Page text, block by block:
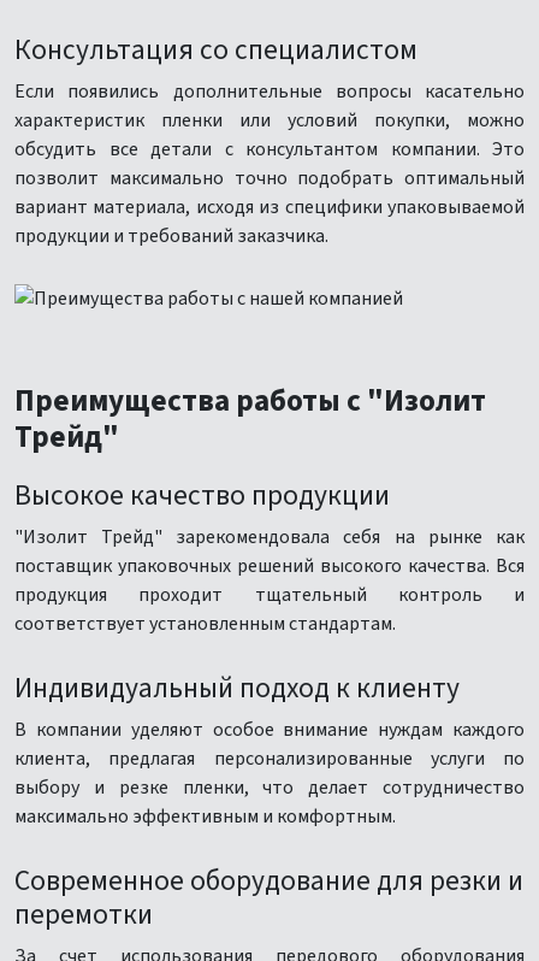
Консультация со специалистом
Если появились дополнительные вопросы касательно
характеристик пленки или условий покупки, можно
обсудить все детали с консультантом компании. Это
позволит максимально точно подобрать оптимальный
вариант материала, исходя из специфики упаковываемой
продукции и требований заказчика.
Преимущества работы с "Изолит
Трейд"
Высокое качество продукции
"Изолит Трейд" зарекомендовала себя на рынке как
поставщик упаковочных решений высокого качества. Вся
продукция проходит тщательный контроль и
соответствует установленным стандартам.
Индивидуальный подход к клиенту
В компании уделяют особое внимание нуждам каждого
клиента, предлагая персонализированные услуги по
выбору и резке пленки, что делает сотрудничество
максимально эффективным и комфортным.
Современное оборудование для резки и
перемотки